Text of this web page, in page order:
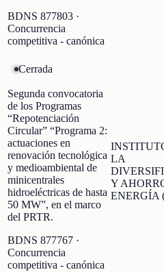
BDNS 877803 ·
Concurrencia
competitiva - canónica
Cerrada
Segunda convocatoria
de los Programas
“Repotenciación
Circular” “Programa 2:
actuaciones en
renovación tecnológica
y medioambiental de
minicentrales
hidroeléctricas de hasta
50 MW”, en el marco
del PRTR.
BDNS 877767 ·
Concurrencia
competitiva - canónica
LA
Y
ENERGÍA